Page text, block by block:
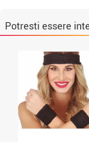
Potresti essere